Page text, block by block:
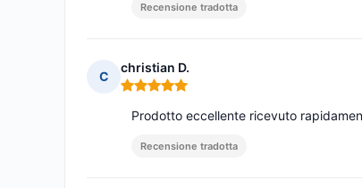
Recensione tradotta
C
christian D.
Nota: 5 su 5
Prodotto eccellente ricevuto
Recensione tradotta